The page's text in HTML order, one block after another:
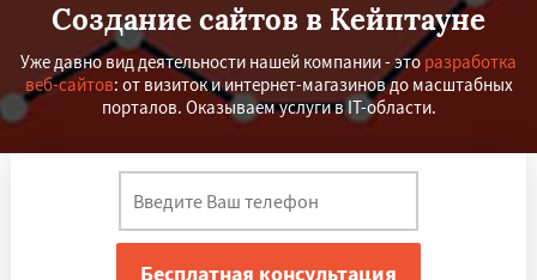
Создание сайтов в Кейптауне
Уже давно вид деятельности нашей компании - эторазработка
веб-сайтов: от визиток и интернет-магазинов до масштабных
порталов. Оказываем услуги в IT-области.